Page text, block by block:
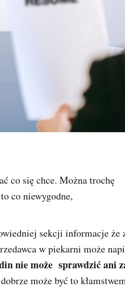
co się chce. Można trochę
co niewygodne,
sekcji informacje że
w piekarni może
nie może sprawdzić ani
może być to